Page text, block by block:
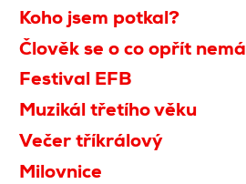
Koho jsem potkal?
Člověk se o co opřít nemá
Festival EFB
Muzikál třetího věku
Večer tříkrálový
Milovnice